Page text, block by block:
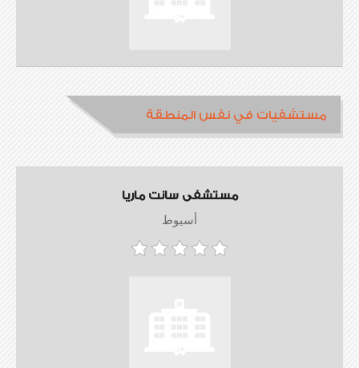
مستشفيات في نفس المنطقة
مستشفى سانت ماريا
أسيوط